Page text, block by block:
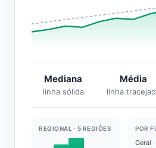
Mediana
linha sólida
Média
linha
REGIONAL · 5 REGIÕES POR
Geral